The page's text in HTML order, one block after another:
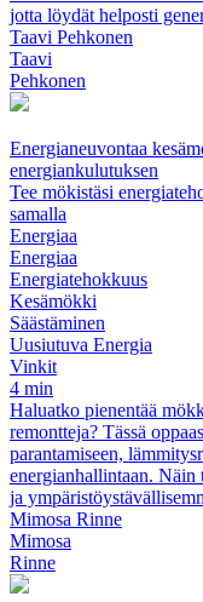
jotta löydät helposti
Taavi Pehkonen
Taavi
Pehkonen
Energianeuvontaa
energiankulutuksen
Tee mökistäsi
samalla
Energiaa
Energiaa
Energiatehokkuus
Kesämökki
Säästäminen
Uusiutuva Energia
Vinkit
4 min
Haluatko pienentää
remontteja? Tässä
parantamiseen,
energianhallintaan. Näin
ja
Mimosa Rinne
Mimosa
Rinne